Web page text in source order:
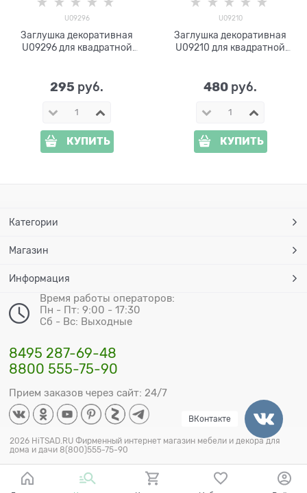
U09296
Заглушка декоративная
U09296 для квадратной
295 руб.
КУПИТЬ
U09210
Заглушка декоративная
U09210 для квадратной
480 руб.
КУПИТЬ
Категории
Магазин
Информация
Время работы операторов:
Пн - Пт: 9:00 - 17:30
Сб - Вс: Выходные
8495 287-69-48
8800 555-75-90
Прием заказов через сайт: 24/7
2026 HiTSAD.RU Фирменный интернет магазин мебели и декора для
дома и дачи 8(800)555-75-90
ВКонтакте